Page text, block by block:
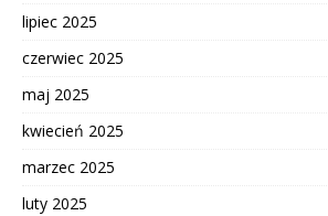
lipiec 2025
czerwiec 2025
maj 2025
kwiecień 2025
marzec 2025
luty 2025